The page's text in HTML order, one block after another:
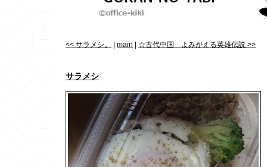
<< サラメシ。 main ☆古代中国 よみがえる英雄伝説 >>
サラメシ